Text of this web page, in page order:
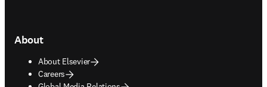
About
About Elsevier
Careers